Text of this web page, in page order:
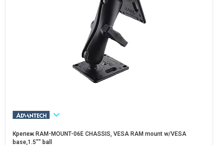
Крепеж RAM-MOUNT-06E CHASSIS, VESA RAM mount w/VESA
base,1.5"" ball